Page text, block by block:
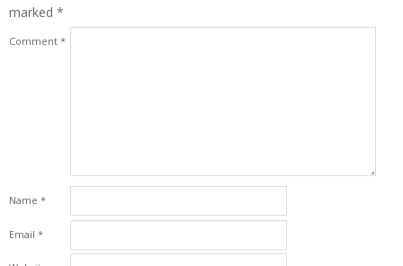
marked *
Comment *
Name *
Email *